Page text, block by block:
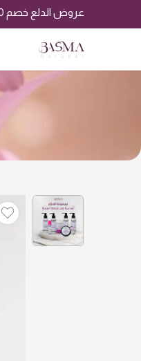
عروض الدلع خصم 10% لما تستخدمى الكود BASMAOFF10